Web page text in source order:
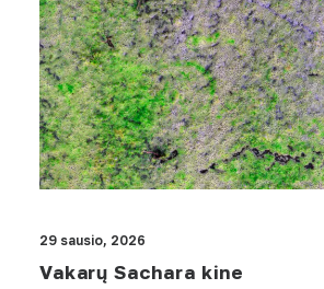
29 sausio, 2026
Vakarų Sachara kine